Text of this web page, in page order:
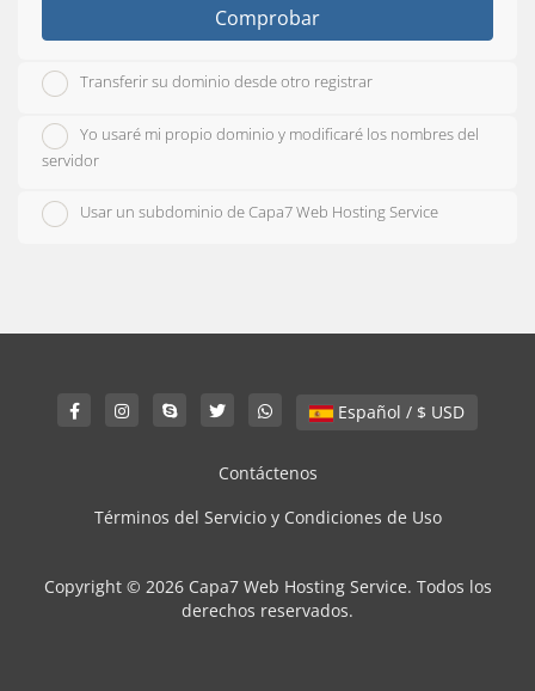
Comprobar
Transferir su dominio desde otro registrar
Yo usaré mi propio dominio y modificaré los nombres del
servidor
Usar un subdominio de Capa7 Web Hosting Service
Español / $ USD
Contáctenos
Términos del Servicio y Condiciones de Uso
Copyright © 2026 Capa7 Web Hosting Service. Todos los
derechos reservados.